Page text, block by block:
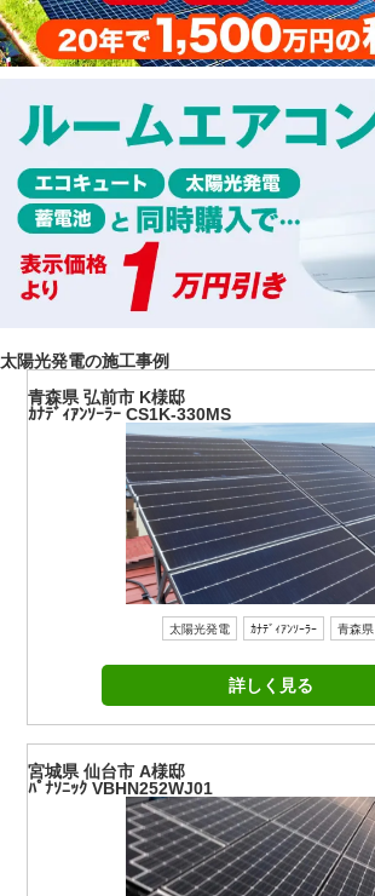
太陽光発電の施工事例
青森県 弘前市 K様邸
ｶﾅﾃﾞｨｱﾝｿｰﾗｰ CS1K-330MS
太陽光発電 ｶﾅﾃﾞｨｱﾝｿｰﾗｰ 青森県
詳しく見る
宮城県 仙台市 A様邸
ﾊﾟﾅｿﾆｯｸ VBHN252WJ01